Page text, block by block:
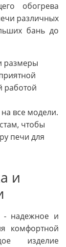
обогрева
различных
бань до
размеры
работой
все модели.
чтобы
печи для
и
- надежное и
комфортной
изделие